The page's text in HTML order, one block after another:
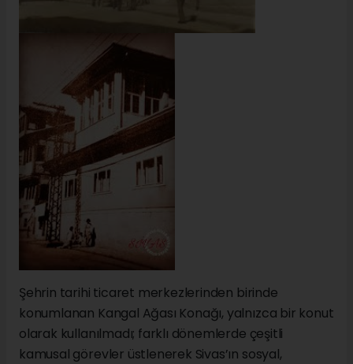
Şehrin tarihi ticaret merkezlerinden birinde
konumlanan Kangal Ağası Konağı, yalnızca bir konut
olarak kullanılmadı; farklı dönemlerde çeşitli
kamusal görevler üstlenerek Sivas’ın sosyal,